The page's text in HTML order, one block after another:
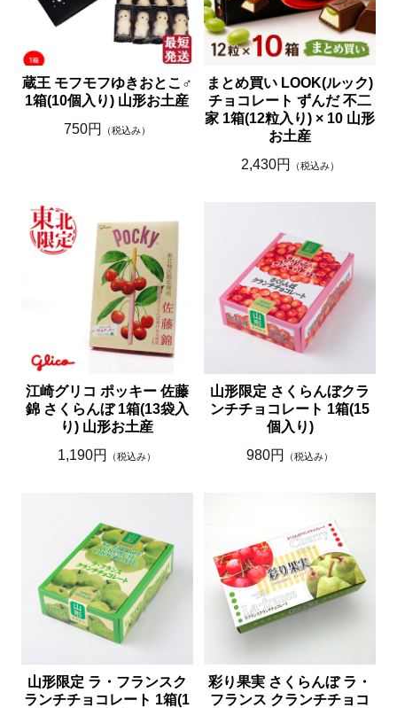
蔵王 モフモフゆきおとこ♂
1箱(10個入り) 山形お土産
750円
（税込み）
まとめ買い LOOK(ルック)
チョコレート ずんだ 不二
家 1箱(12粒入り) × 10 山形
お土産
2,430円
（税込み）
江崎グリコ ポッキー 佐藤
錦 さくらんぼ 1箱(13袋入
り) 山形お土産
1,190円
（税込み）
山形限定 さくらんぼクラ
ンチチョコレート 1箱(15
個入り)
980円
（税込み）
山形限定 ラ・フランスク
ランチチョコレート 1箱(1
彩り果実 さくらんぼ ラ・
フランス クランチチョコ